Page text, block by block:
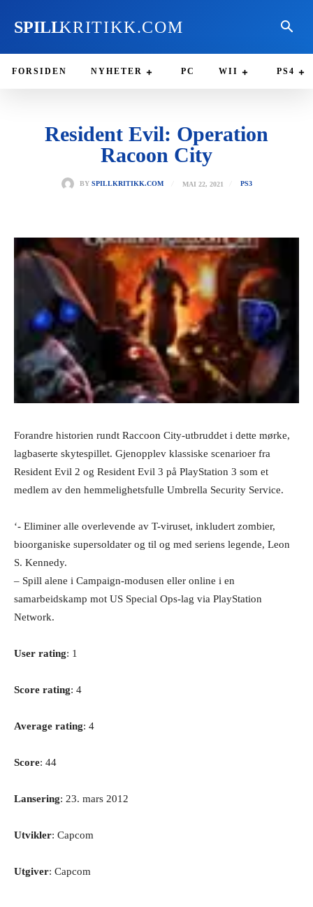
SPILLKRITIKK.COM
FORSIDEN NYHETER PC WII PS4
Resident Evil: Operation
Racoon City
BY SPILLKRITIKK.COM MAI 22, 2021 PS3
Forandre historien rundt Raccoon City-utbruddet i dette mørke,
lagbaserte skytespillet. Gjenopplev klassiske scenarioer fra
Resident Evil 2 og Resident Evil 3 på PlayStation 3 som et
medlem av den hemmelighetsfulle Umbrella Security Service.
‘- Eliminer alle overlevende av T-viruset, inkludert zombier,
bioorganiske supersoldater og til og med seriens legende, Leon
S. Kennedy.
– Spill alene i Campaign-modusen eller online i en
samarbeidskamp mot US Special Ops-lag via PlayStation
Network.
User rating: 1
Score rating: 4
Average rating: 4
Score: 44
Lansering: 23. mars 2012
Utvikler: Capcom
Utgiver: Capcom